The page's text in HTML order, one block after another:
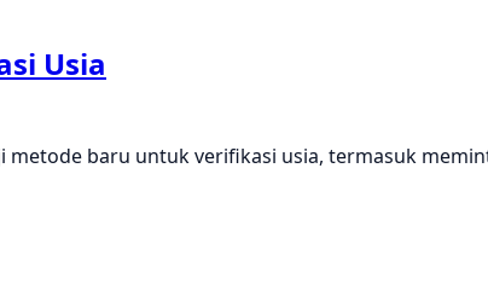
Usia
baru untuk verifikasi usia, termasuk